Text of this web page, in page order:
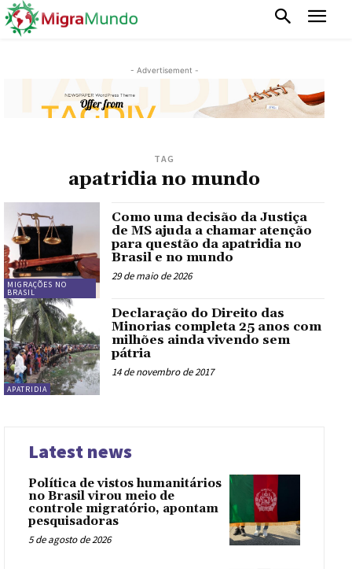
- Advertisement -
TAG
apatridia no mundo
MIGRAÇÕES NO
BRASIL
Como uma decisão da Justiça
de MS ajuda a chamar atenção
para questão da apatridia no
Brasil e no mundo
29 de maio de 2026
APATRIDIA
Declaração do Direito das
Minorias completa 25 anos com
milhões ainda vivendo sem
pátria
14 de novembro de 2017
Latest news
Política de vistos humanitários
no Brasil virou meio de
controle migratório, apontam
pesquisadoras
5 de agosto de 2026